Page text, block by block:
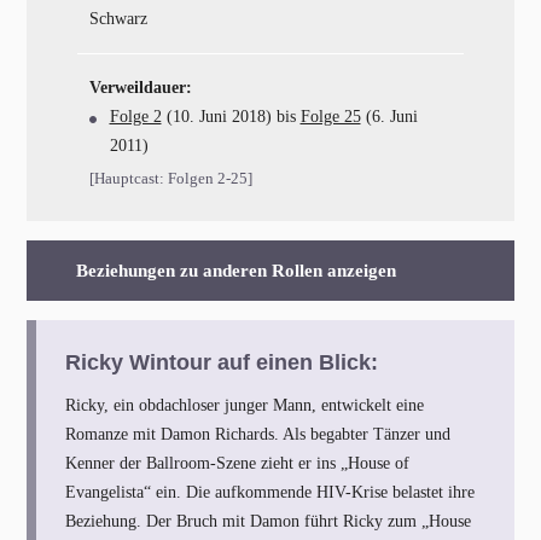
Schwarz
Verweildauer:
Folge 2(10. Juni 2018) bis Folge 25(6. Juni
2011)
[Hauptcast: Folgen 2-25]
Beziehungen zu anderen Rollen anzeigen
Ricky Wintour auf einen Blick:
Ricky, ein obdachloser junger Mann, entwickelt eine
Romanze mit Damon Richards. Als begabter Tänzer und
Kenner der Ballroom-Szene zieht er ins „House of
Evangelista“ ein. Die aufkommende HIV-Krise belastet ihre
Beziehung. Der Bruch mit Damon führt Ricky zum „House